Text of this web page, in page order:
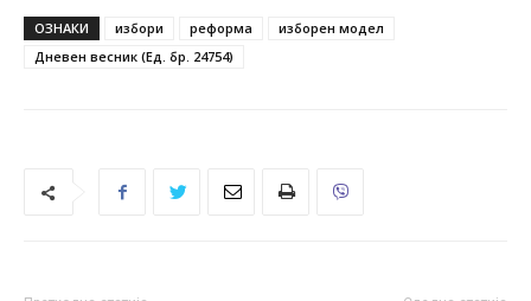
ОЗНАКИ избори реформа
изборен модел
Дневен весник (Ед. бр. 24754)